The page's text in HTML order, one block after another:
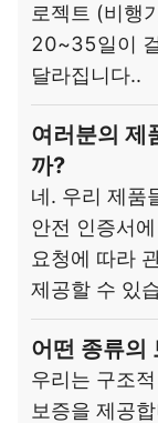
로젝트 (비행
20~35일이
달라집니다..
여러분의 제
까?
네. 우리 제품
안전 인증서
요청에 따라
제공할 수 있
어떤 종류의
우리는 구조
보증을 제공